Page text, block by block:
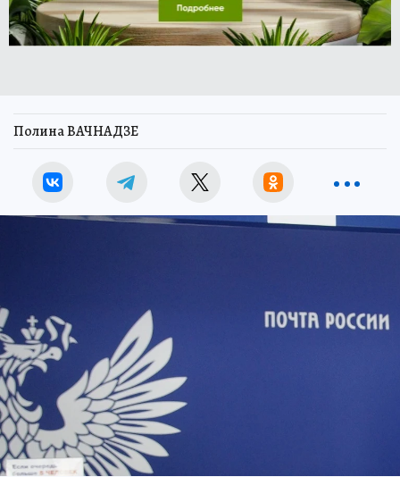
Полина ВАЧНАДЗЕ